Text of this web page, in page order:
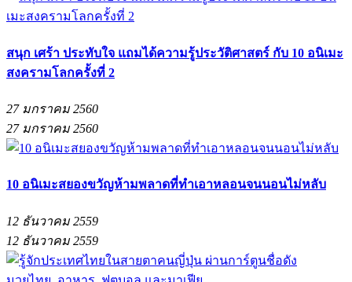
สนุก เศร้า ประทับใจ แถมได้ความรู้ประวัติศาสตร์ กับ 10 อนิเมะ
สงครามโลกครั้งที่ 2
27 มกราคม 2560
27 มกราคม 2560
10 อนิเมะสยองขวัญห้ามพลาดที่ทำเอาหลอนจนนอนไม่หลับ
12 ธันวาคม 2559
12 ธันวาคม 2559